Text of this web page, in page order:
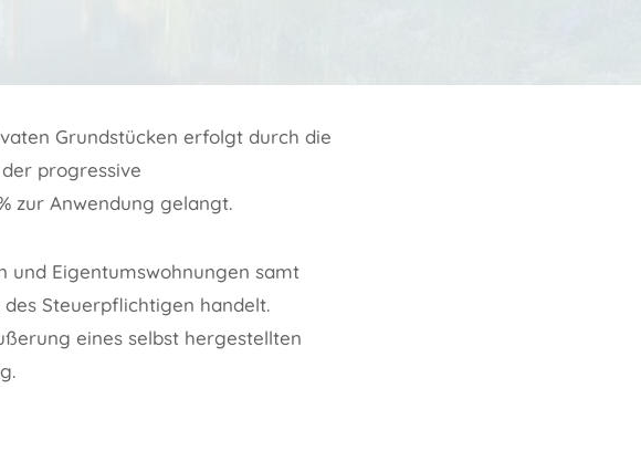
Grundstücken erfolgt durch die
progressive
zur Anwendung gelangt.
und Eigentumswohnungen samt
Steuerpflichtigen handelt.
eines selbst hergestellten